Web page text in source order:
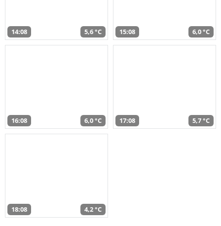
14:08 5,6 °C 15:08 6,0 °C
16:08 6,0 °C 17:08 5,7 °C
18:08 4,2 °C